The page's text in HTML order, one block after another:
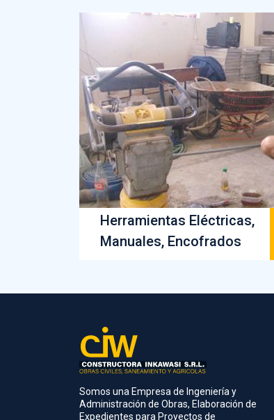
Herramientas Eléctricas,
Manuales, Encofrados
Somos una Empresa de Ingeniería y
Administración de Obras, Elaboración de
Expedientes para Proyectos de